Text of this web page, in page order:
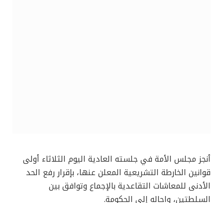
أنجز مجلس الأمة في جلسته العادية اليوم الثلاثاء أولى
قوانين الخارطة التشريعية المعلن عنها، بإقرار رفع الحد
الأدنى للمعاشات التقاعدية بالإجماع وتوافق بين
السلطتين، واحاله إلى الحكومة.